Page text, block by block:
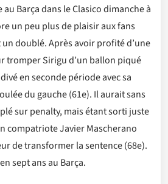
Barça dans le Clasico dimanche à
un peu plus de plaisir aux fans
doublé. Après avoir profité d’une
tromper Sirigu d’un ballon piqué
en seconde période avec sa
du gauche (61e). Il aurait sans
sur penalty, mais étant sorti juste
compatriote Javier Mascherano
de transformer la sentence (68e).
sept ans au Barça.